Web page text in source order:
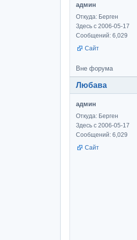
админ
Откуда: Берген
Здесь с 2006-05-17
Сообщений: 6,029
Сайт
Вне форума
Любава
админ
Откуда: Берген
Здесь с 2006-05-17
Сообщений: 6,029
Сайт